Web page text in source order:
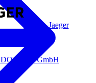
Busch-Jaeger
DOTLUX GmbH